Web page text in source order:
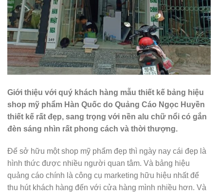
Giới thiệu với quý khách hàng mẫu thiết kế bảng hiệu
shop mỹ phẩm Hàn Quốc do Quảng Cáo Ngọc Huyền
thiết kế rất đẹp, sang trọng với nền alu chữ nổi có gắn
đèn sáng nhìn rất phong cách và thời thượng.
Để sở hữu một shop mỹ phẩm đẹp thì ngày nay cái đẹp là
hình thức được nhiều người quan tâm. Và bảng hiệu
quảng cáo chính là công cụ marketing hữu hiệu nhất để
thu hút khách hàng đến với cửa hàng mình nhiều hơn. Và